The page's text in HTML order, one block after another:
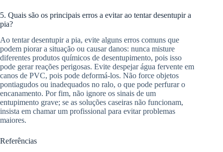
5. Quais são os principais erros a evitar ao tentar desentupir a
pia?
Ao tentar desentupir a pia, evite alguns erros comuns que
podem piorar a situação ou causar danos: nunca misture
diferentes produtos químicos de desentupimento, pois isso
pode gerar reações perigosas. Evite despejar água fervente em
canos de PVC, pois pode deformá-los. Não force objetos
pontiagudos ou inadequados no ralo, o que pode perfurar o
encanamento. Por fim, não ignore os sinais de um
entupimento grave; se as soluções caseiras não funcionam,
insista em chamar um profissional para evitar problemas
maiores.
Referências